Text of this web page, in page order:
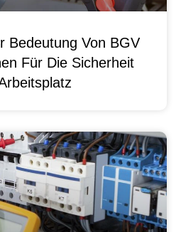
Bedeutung Von BGV
Für Die Sicherheit